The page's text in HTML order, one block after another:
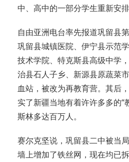
中、高中的一部分学生重新安
自由亚洲电台率先报道巩留县
巩留县城镇医院、伊宁县示范
技术学院、特克斯县高级中学
治县石人子乡、新源县原蔬菜
血站，被改为再教育营。其后
实了新疆当地有着许许多多的“
斯林多达百万人。
赛尔克坚说，巩留县二中被当
墙上增加了铁丝网，现在均已